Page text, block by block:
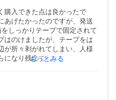
購入できた点は良かったで
あげたかったのですが、発送
しっかりテープで固定されて
はのけましたが、テープをは
が所々剥がれてしまい、人様
になり残念でした。
もっとみる